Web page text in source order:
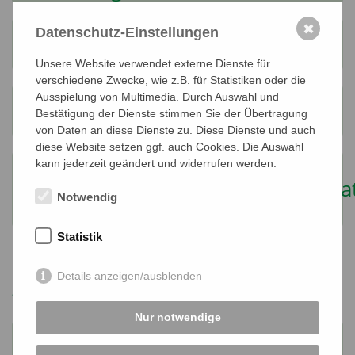
B4: Sicherung und Stärkung
des Wochenmarktes
B5: Sicherheit & Sauberkeit im
öffentlichen Raum erhöhen
B6:
Fassadenprogramm/
als Richtlinie
C: Lebendig und
zukunftsorientiert
C1: Multifunktionalen
Datenschutz-Einstellungen
Unsere Website verwendet externe Dienste für
verschiedene Zwecke, wie z.B. für Statistiken oder die
Ausspielung von Multimedia. Durch Auswahl und
Bestätigung der Dienste stimmen Sie der Übertragung
von Daten an diese Dienste zu. Diese Dienste und auch
diese Website setzen ggf. auch Cookies. Die Auswahl
kann jederzeit geändert und widerrufen werden.
Notwendig
Statistik
Details anzeigen/ausblenden
Nur notwendige
✖